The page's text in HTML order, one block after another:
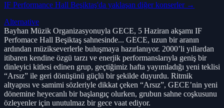
IF Performance Hall Beşiktaş'da yaklaşan diğer konserler →
Alternative
Bayhan Müzik Organizasyonuyla GECE, 5 Haziran akşamı IF
Perfomace Hall Beşiktaş sahnesinde... GECE, uzun bir aranın
ardından müzikseverlerle buluşmaya hazırlanıyor. 2000’li yıllardan
itibaren kendine özgü tarzı ve enerjik performanslarıyla geniş bir
dinleyici kitlesi edinen grup, geçtiğimiz hafta yayımladığı yeni teklisi
“Arsız” ile geri dönüşünü güçlü bir şekilde duyurdu. Ritmik
altyapısı ve samimi sözleriyle dikkat çeken “Arsız”, GECE’nin yeni
dönemine heyecanlı bir başlangıç olurken, grubun sahne coşkusunu
özleyenler için unutulmaz bir gece vaat ediyor.